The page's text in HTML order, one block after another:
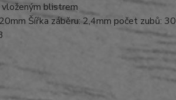
blistrem
Šířka záběru: 2,4mm počet zubů: 30